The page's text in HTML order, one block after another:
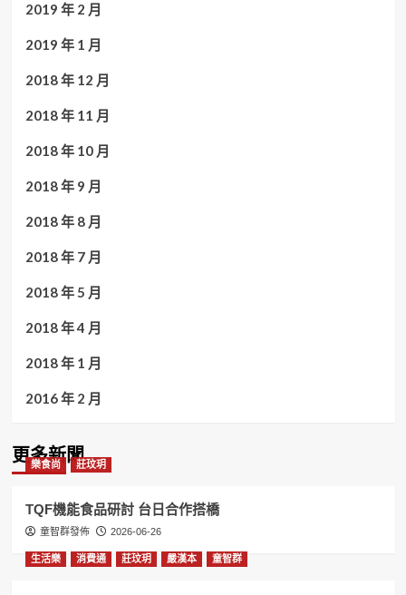
2019 年 2 月
2019 年 1 月
2018 年 12 月
2018 年 11 月
2018 年 10 月
2018 年 9 月
2018 年 8 月
2018 年 7 月
2018 年 5 月
2018 年 4 月
2018 年 1 月
2016 年 2 月
更多新聞
樂食尚 莊玟玥
TQF機能食品研討 台日合作搭橋
童智群發佈 2026-06-26
生活樂 消費通 莊玟玥 嚴漢本 童智群